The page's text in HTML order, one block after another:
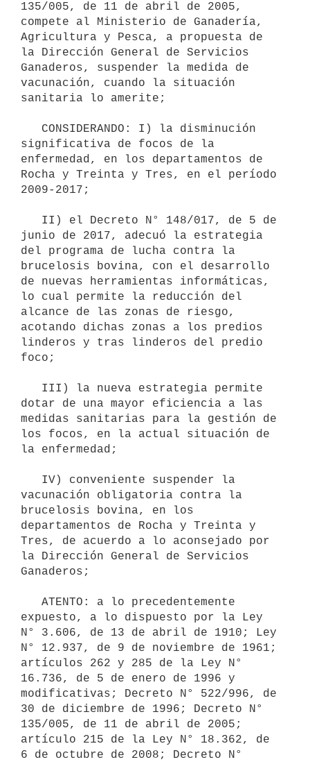
135/005, de 11 de abril de 2005,
compete al Ministerio de Ganadería,
Agricultura y Pesca, a propuesta de
la Dirección General de Servicios
Ganaderos, suspender la medida de
vacunación, cuando la situación
sanitaria lo amerite;
significativa de focos de la
enfermedad, en los departamentos de
Rocha y Treinta y Tres, en el período
2009-2017;
junio de 2017, adecuó la estrategia
del programa de lucha contra la
brucelosis bovina, con el desarrollo
de nuevas herramientas informáticas,
lo cual permite la reducción del
alcance de las zonas de riesgo,
acotando dichas zonas a los predios
linderos y tras linderos del predio
foco;
dotar de una mayor eficiencia a las
medidas sanitarias para la gestión de
los focos, en la actual situación de
la enfermedad;
vacunación obligatoria contra la
brucelosis bovina, en los
departamentos de Rocha y Treinta y
Tres, de acuerdo a lo aconsejado por
la Dirección General de Servicios
Ganaderos;
expuesto, a lo dispuesto por la Ley
N° 3.606, de 13 de abril de 1910; Ley
N° 12.937, de 9 de noviembre de 1961;
artículos 262 y 285 de la Ley N°
16.736, de 5 de enero de 1996 y
modificativas; Decreto N° 522/996, de
30 de diciembre de 1996; Decreto N°
135/005, de 11 de abril de 2005;
artículo 215 de la Ley N° 18.362, de
6 de octubre de 2008; Decreto N°